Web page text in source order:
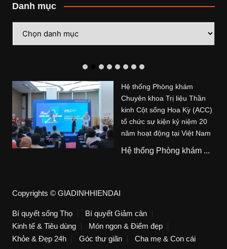
Danh mục
mục
Hệ thống Phòng khám
Chuyên khoa Trị liệu Thần
kinh Cột sống Hoa Kỳ (ACC)
tổ chức sự kiện kỷ niệm 20
năm hoạt động tại Việt Nam
Hệ thống Phòng khám ...
Copyrights © GIADINHHIENDAI
Bí quyết sống Thọ
Bí quyết Giảm cân
Kinh tế & Tiêu dùng
Món ngon & Điểm đẹp
Khỏe & Đẹp 24h
Góc thư giãn Cha mẹ & Con cái